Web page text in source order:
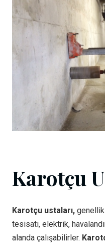
Karotçu
Karotçu ustaları,
tesisatı, elektrik,
alanda çalışabilirler.